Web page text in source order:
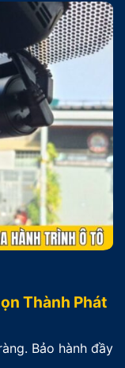
Thành Phát
Bảo hành đầy